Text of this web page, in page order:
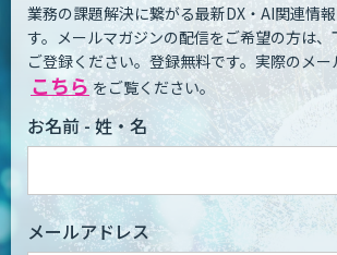
業務の課題解決に繋がる最新DX・AI関連情
す。 メールマガジンの配信をご希望の方は、
ご登録ください。登録無料です。 実際のメー
こちら をご覧ください。
お名前 - 姓・名
メールアドレス